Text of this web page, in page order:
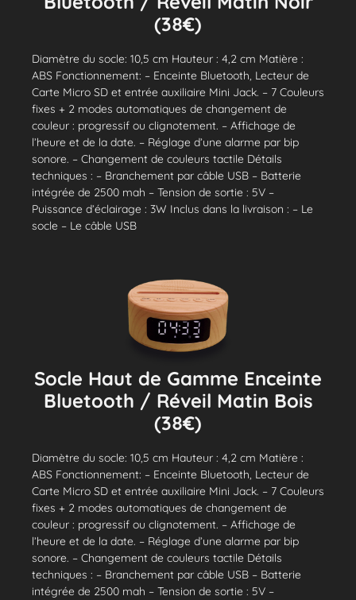
(38€)
Diamètre du socle: 10,5 cm Hauteur : 4,2 cm Matière :
ABS Fonctionnement: – Enceinte Bluetooth, Lecteur de
Carte Micro SD et entrée auxiliaire Mini Jack. – 7 Couleurs
fixes + 2 modes automatiques de changement de
couleur : progressif ou clignotement. – Affichage de
l’heure et de la date. – Réglage d’une alarme par bip
sonore. – Changement de couleurs tactile Détails
techniques : – Branchement par câble USB – Batterie
intégrée de 2500 mah – Tension de sortie : 5V –
Puissance d’éclairage : 3W Inclus dans la livraison : – Le
socle – Le câble USB
Socle Haut de Gamme Enceinte
Bluetooth / Réveil Matin Bois
(38€)
Diamètre du socle: 10,5 cm Hauteur : 4,2 cm Matière :
ABS Fonctionnement: – Enceinte Bluetooth, Lecteur de
Carte Micro SD et entrée auxiliaire Mini Jack. – 7 Couleurs
fixes + 2 modes automatiques de changement de
couleur : progressif ou clignotement. – Affichage de
l’heure et de la date. – Réglage d’une alarme par bip
sonore. – Changement de couleurs tactile Détails
techniques : – Branchement par câble USB – Batterie
intégrée de 2500 mah – Tension de sortie : 5V –